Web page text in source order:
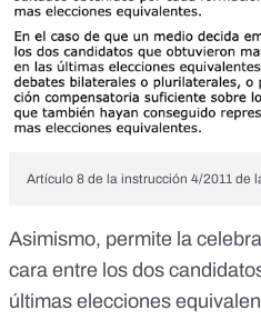
Artículo 8 de la instrucción 4/2011 de
Asimismo, permite la
cara entre los dos
últimas elecciones